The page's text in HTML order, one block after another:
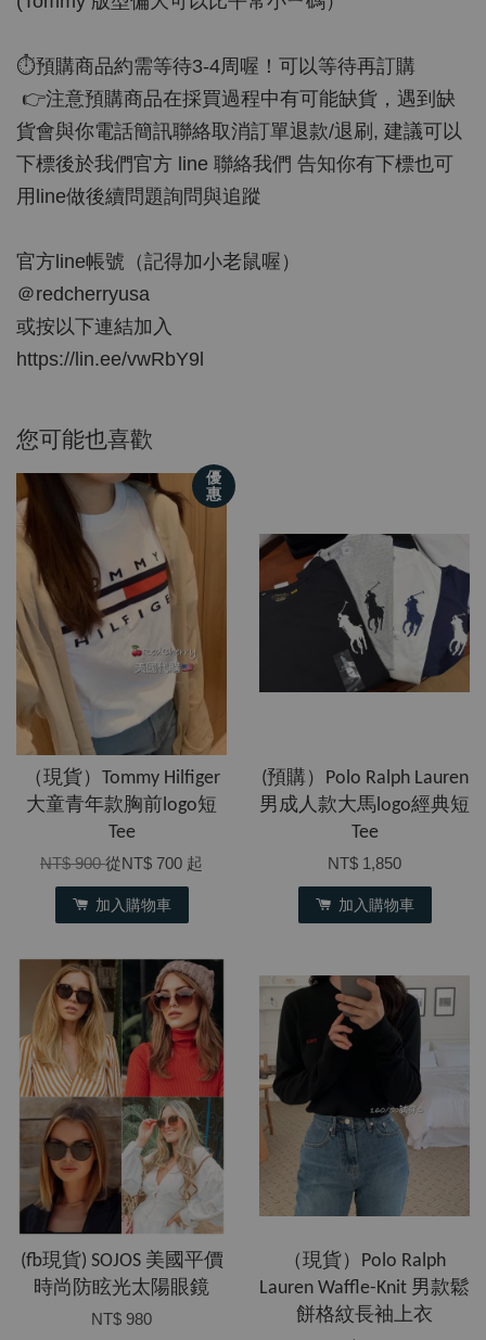
⏱預購商品約需等待3-4周喔！可以等待再訂購
👉注意預購商品在採買過程中有可能缺貨，遇到缺
貨會與你電話簡訊聯絡取消訂單退款/退刷, 建議可以
下標後於我們官方 line 聯絡我們 告知你有下標也可
用line做後續問題詢問與追蹤
官方line帳號（記得加小老鼠喔）
＠redcherryusa
或按以下連結加入
https://lin.ee/vwRbY9l
您可能也喜歡
優
惠
（現貨）Tommy Hilfiger
大童青年款胸前logo短
Tee
NT$ 900從NT$ 700 起
加入購物車
(預購）Polo Ralph Lauren
男成人款大馬logo經典短
Tee
NT$ 1,850
加入購物車
(fb現貨) SOJOS 美國平價
時尚防眩光太陽眼鏡
NT$ 980
​（現貨）Polo Ralph
Lauren Waffle-Knit 男款鬆
餅格紋長袖上衣